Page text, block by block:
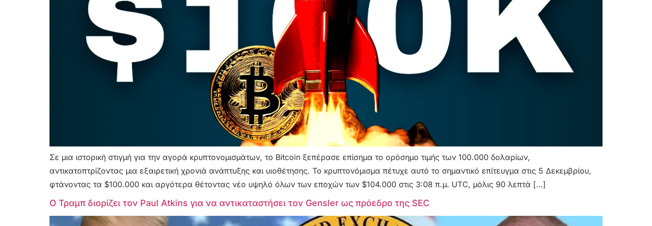
Σε μια ιστορική στιγμή για την αγορά κρυπτονομισμάτων, το Bitcoin ξεπέρασε επίσημα το ορόσημο τιμής των 100.000 δολαρίων,
αντικατοπτρίζοντας μια εξαιρετική χρονιά ανάπτυξης και υιοθέτησης. Το κρυπτονόμισμα πέτυχε αυτό το σημαντικό επίτευγμα στις 5 Δεκεμβρίου,
φτάνοντας τα $100.000 και αργότερα θέτοντας νέο υψηλό όλων των εποχών των $104.000 στις 3:08 π.μ. UTC, μόλις 90 λεπτά […]
Ο Τραμπ διορίζει τον Paul Atkins για να αντικαταστήσει τον Gensler ως πρόεδρο της SEC